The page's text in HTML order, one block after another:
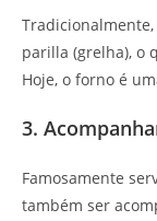
parilla (grelha), o
Hoje, o forno é
3.
Famosamente
também ser